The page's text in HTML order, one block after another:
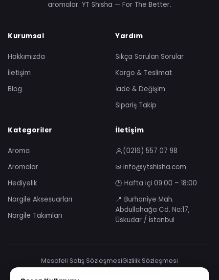
aromalar. YT Shisha — For The Better.
Kurumsal
Hakkımızda
İletişim
Blog
Yardım
Sıkça Sorulan Sorular
Kargo & Teslimat
İade & Değişim
Sipariş Takip
Kategoriler
Aroma
Aromalar
Hediyelik
Nargile Aksesuarları
Nargile Takımları
İletişim
(0216) 557 07 98
✉ info@ytshisha.com
🕑 Hafta içi 09:00 – 18:00
📍 Burhaniye Mah.
Abdullahağa Cd. No:17,
Üsküdar / İstanbul
Mesafeli Satış SözleşmesiGizlilik Sözleşmesi
KVKK Aydınlatma MetniÇerez Politikası